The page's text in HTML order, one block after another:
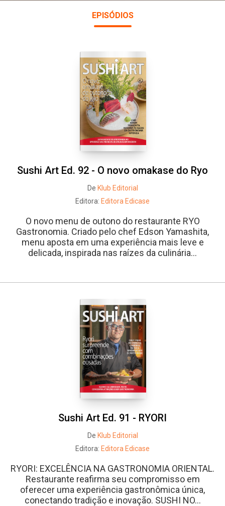
EPISÓDIOS
Sushi Art Ed. 92 - O novo omakase do Ryo
De Klub Editorial
Editora: Editora Edicase
O novo menu de outono do restaurante RYO
Gastronomia. Criado pelo chef Edson Yamashita,
menu aposta em uma experiência mais leve e
delicada, inspirada nas raízes da culinária...
Sushi Art Ed. 91 - RYORI
De Klub Editorial
Editora: Editora Edicase
RYORI: EXCELÊNCIA NA GASTRONOMIA ORIENTAL.
Restaurante reafirma seu compromisso em
oferecer uma experiência gastronômica única,
conectando tradição e inovação. SUSHI NO...